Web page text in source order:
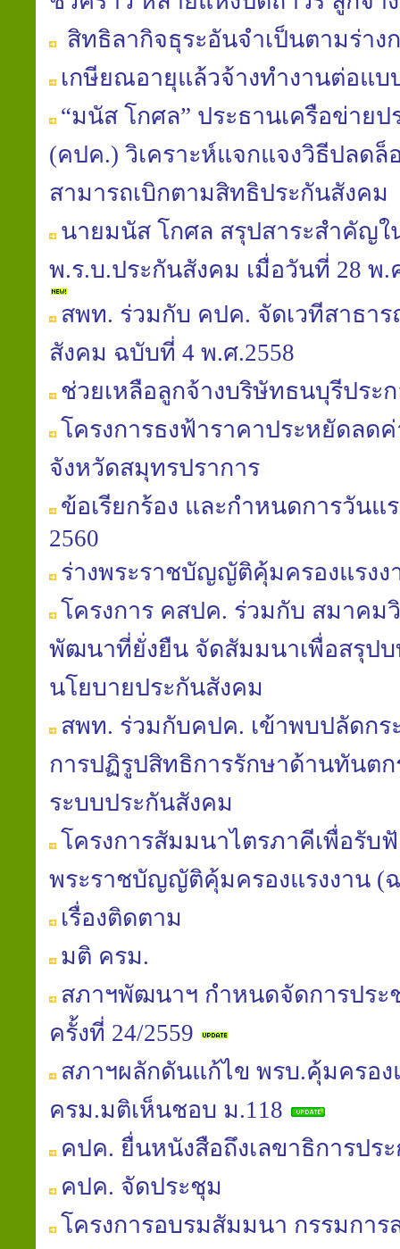
สิทธิลากิจธุระอันจำเป็นตามร่า
เกษียณอายุแล้วจ้างทำงานต่อแบ
“มนัส โกศล” ประธานเครือข่าย
(คปค.) วิเคราะห์แจกแจงวิธีปลดล็
สามารถเบิกตามสิทธิประกันสังคม
นายมนัส โกศล สรุปสาระสำคัญใ
พ.ร.บ.ประกันสังคม เมื่อวันที่ 28 พ.
สพท. ร่วมกับ คปค. จัดเวทีสาธา
สังคม ฉบับที่ 4 พ.ศ.2558
ช่วยเหลือลูกจ้างบริษัทธนบุรีประ
โครงการธงฟ้าราคาประหยัดลด
จังหวัดสมุทรปราการ
ข้อเรียกร้อง และกำหนดการวันแ
2560
ร่างพระราชบัญญัติคุ้มครองแรงง
โครงการ คสปค. ร่วมกับ สมาคม
พัฒนาที่ยั่งยืน จัดสัมมนาเพื่อสรุปบ
นโยบายประกันสังคม
สพท. ร่วมกับคปค. เข้าพบปลัดกร
การปฏิรูปสิทธิการรักษาด้านทันต
ระบบประกันสังคม
โครงการสัมมนาไตรภาคีเพื่อรับ
พระราชบัญญัติคุ้มครองแรงงาน (
เรื่องติดตาม
มติ ครม.
สภาฯพัฒนาฯ กำหนดจัดการปร
ครั้งที่ 24/2559
สภาฯผลักดันแก้ไข พรบ.คุ้มครอง
ครม.มติเห็นชอบ ม.118
คปค. ยื่นหนังสือถึงเลขาธิการปร
คปค. จัดประชุม
โครงการอบรมสัมมนา กรรมการ